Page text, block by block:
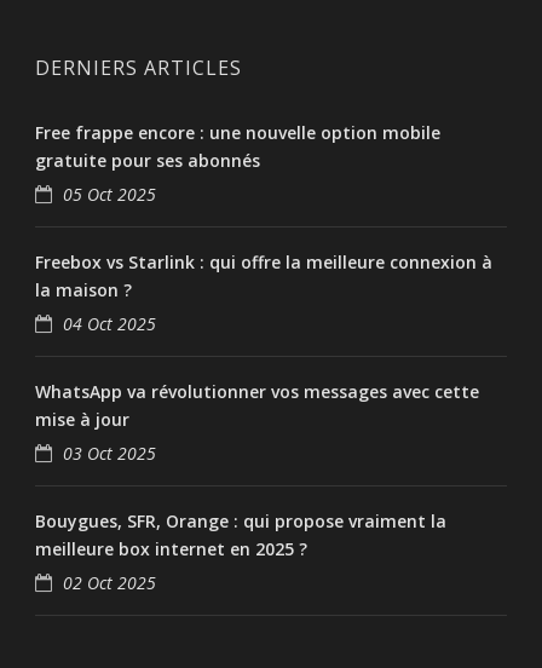
DERNIERS ARTICLES
Free frappe encore : une nouvelle option mobile
gratuite pour ses abonnés
05 Oct 2025
Freebox vs Starlink : qui offre la meilleure connexion à
la maison ?
04 Oct 2025
WhatsApp va révolutionner vos messages avec cette
mise à jour
03 Oct 2025
Bouygues, SFR, Orange : qui propose vraiment la
meilleure box internet en 2025 ?
02 Oct 2025